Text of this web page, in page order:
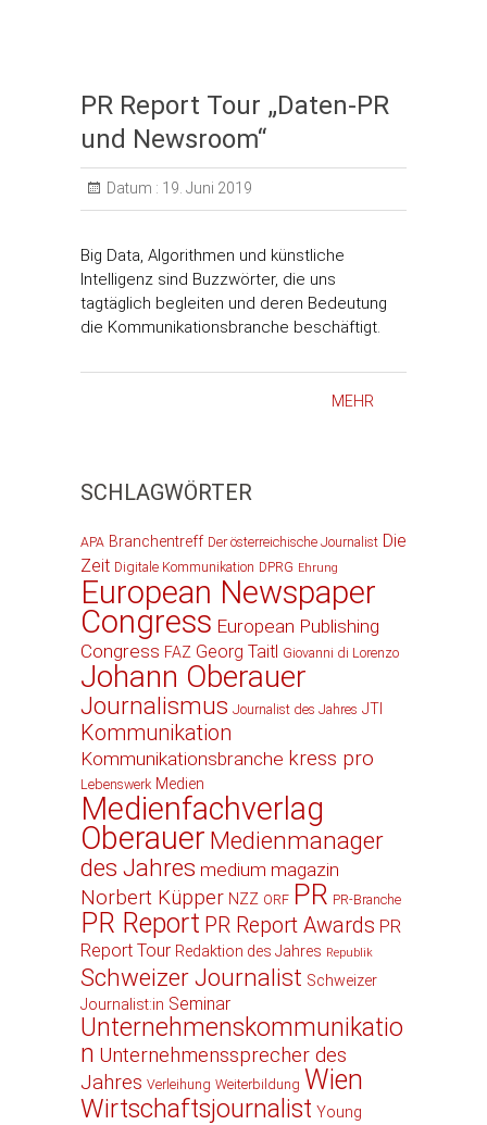
PR Report Tour „Daten-PR
und Newsroom“
Datum : 19. Juni 2019
Big Data, Algorithmen und künstliche
Intelligenz sind Buzzwörter, die uns
tagtäglich begleiten und deren Bedeutung
die Kommunikationsbranche beschäftigt.
MEHR
SCHLAGWÖRTER
APA Branchentreff Der österreichische Journalist Die
Zeit Digitale Kommunikation DPRG Ehrung
European Newspaper
Congress European Publishing
Congress FAZ Georg Taitl Giovanni di Lorenzo
Johann Oberauer
Journalismus Journalist des Jahres JTI
Kommunikation
Kommunikationsbranche kress pro
Lebenswerk Medien
Medienfachverlag
Oberauer Medienmanager
des Jahres medium magazin
Norbert Küpper NZZ ORF PR PR-Branche
PR Report PR Report Awards PR
Report Tour Redaktion des Jahres Republik
Schweizer Journalist Schweizer
Journalist:in Seminar
Unternehmenskommunikatio
n Unternehmenssprecher des
Jahres Verleihung Weiterbildung Wien
Wirtschaftsjournalist Young